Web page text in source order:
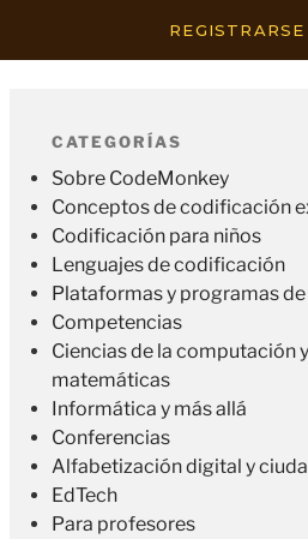
REGISTRARSE
CATEGORÍAS
Sobre CodeMonkey
Conceptos de codificación
Codificación para niños
Lenguajes de codificación
Plataformas y programas
Competencias
Ciencias de la computación y
matemáticas
Informática y más allá
Conferencias
Alfabetización digital y
EdTech
Para profesores